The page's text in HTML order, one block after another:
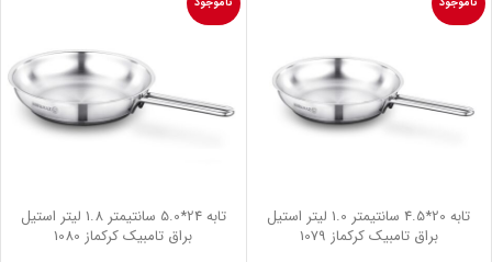
تابه 20*4.5 سانتیمتر 1.0 لیتر استیل
براق تامبیک کرکماز 1079
تابه 24*5.0 سانتیمتر 1.8 لیتر استیل
براق تامبیک کرکماز 1080